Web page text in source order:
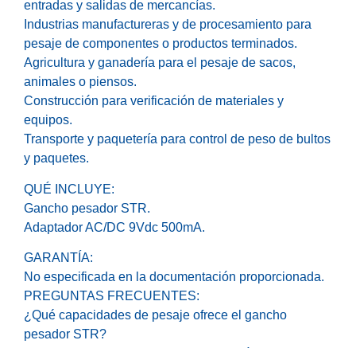
entradas y salidas de mercancías.
Industrias manufactureras y de procesamiento para
pesaje de componentes o productos terminados.
Agricultura y ganadería para el pesaje de sacos,
animales o piensos.
Construcción para verificación de materiales y
equipos.
Transporte y paquetería para control de peso de bultos
y paquetes.
QUÉ INCLUYE:
Gancho pesador STR.
Adaptador AC/DC 9Vdc 500mA.
GARANTÍA:
No especificada en la documentación proporcionada.
PREGUNTAS FRECUENTES:
¿Qué capacidades de pesaje ofrece el gancho
pesador STR?